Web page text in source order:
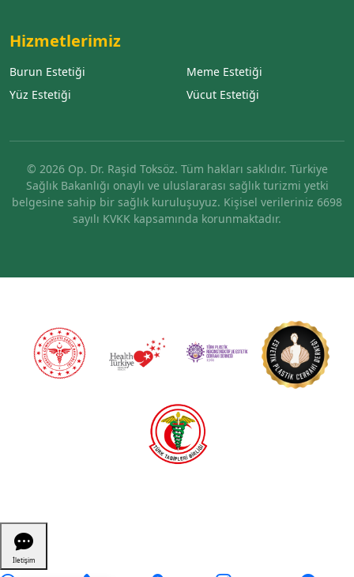
Hizmetlerimiz
Burun Estetiği
Meme Estetiği
Yüz Estetiği
Vücut Estetiği
© 2026 Op. Dr. Raşid Toksöz. Tüm hakları saklıdır. Türkiye
Sağlık Bakanlığı onaylı ve uluslararası sağlık turizmi yetki
belgesine sahip bir sağlık kuruluşuyuz. Kişisel verileriniz 6698
sayılı KVKK kapsamında korunmaktadır.
İletişim